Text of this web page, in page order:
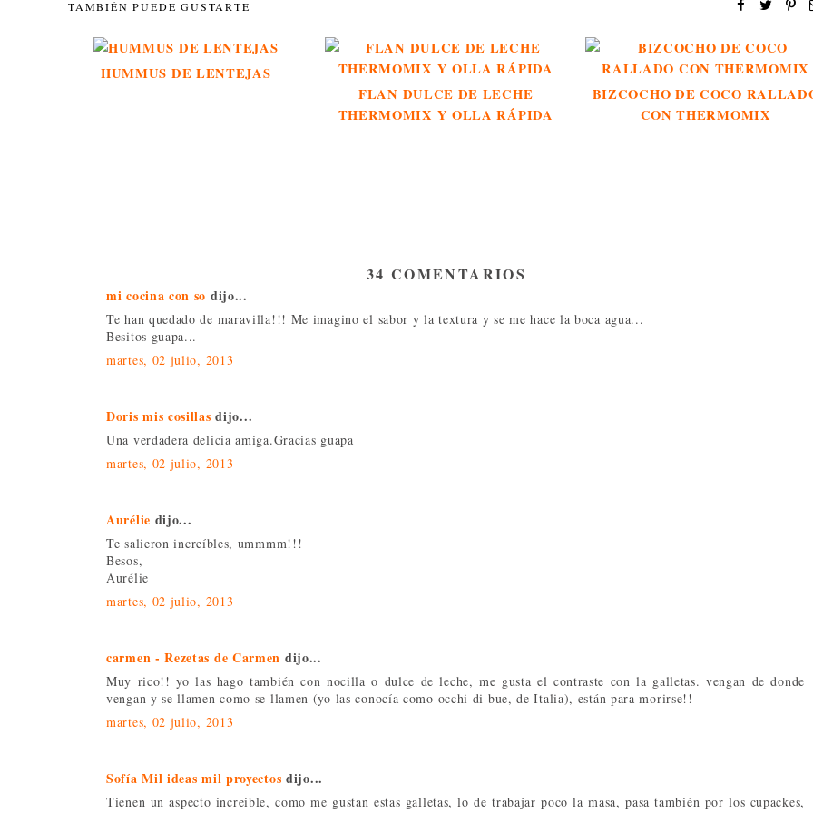
TAMBIÉN PUEDE GUSTARTE
HUMMUS DE LENTEJAS
FLAN DULCE DE LECHE
THERMOMIX Y OLLA RÁPIDA
BIZCOCHO DE COCO
CON THERMOMIX
34 COMENTARIOS
mi cocina con so dijo...
Te han quedado de maravilla!!! Me imagino el sabor y la textura y se me hace la boca agua...
Besitos guapa...
martes, 02 julio, 2013
Doris mis cosillas dijo...
Una verdadera delicia amiga.Gracias guapa
martes, 02 julio, 2013
Aurélie dijo...
Te salieron increíbles, ummmm!!!
Besos,
Aurélie
martes, 02 julio, 2013
carmen - Rezetas de Carmen dijo...
Muy rico!! yo las hago también con nocilla o dulce de leche, me gusta el contraste con la galletas. vengan de donde
vengan y se llamen como se llamen (yo las conocía como occhi di bue, de Italia), están para morirse!!
martes, 02 julio, 2013
Sofía Mil ideas mil proyectos dijo...
Tienen un aspecto increible, como me gustan estas galletas, lo de trabajar poco la masa, pasa también por los cupackes,